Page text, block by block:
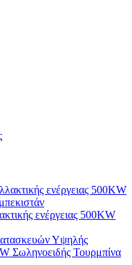
ενέργειας 500KW